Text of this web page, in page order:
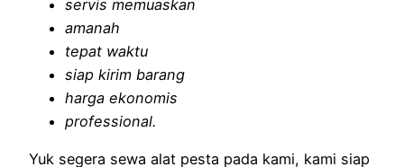
servis memuaskan
amanah
tepat waktu
siap kirim barang
harga ekonomis
professional.
Yuk segera sewa alat pesta pada kami, kami siap